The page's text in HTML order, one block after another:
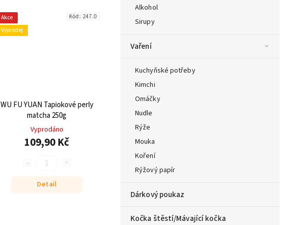
Alkohol
Sirupy
Vaření
Kuchyňské potřeby
Kimchi
Omáčky
Nudle
Rýže
Mouka
Koření
Rýžový papír
Dárkový poukaz
Kočka štěstí/Mávající kočka
Akce
Výprodej
WU FU YUAN Tapiokové perly
matcha 250g
Vyprodáno
109,90 Kč
Detail
Kód: 247.0